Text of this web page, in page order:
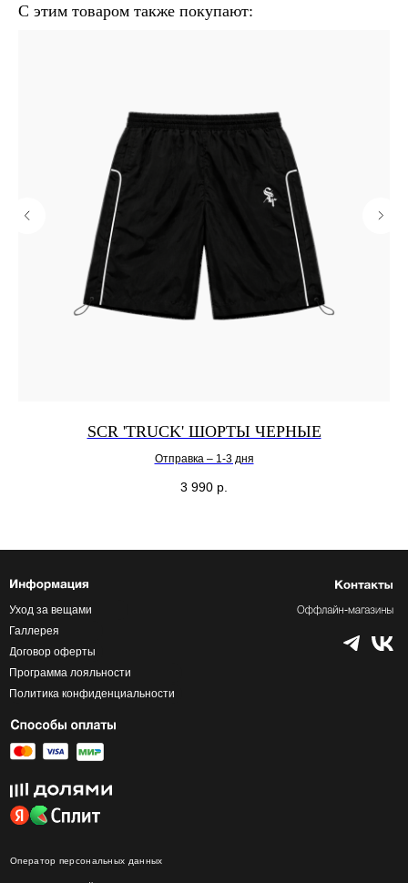
С этим товаром также покупают:
SCR 'TRUCK' ШОРТЫ ЧЕРНЫЕ
Отправка – 1-3 дня
3 990 р.
Оператор персональных данных
Программа лояльности
Политика конфиденциальности
Договор оферты
Галлерея
Уход за вещами